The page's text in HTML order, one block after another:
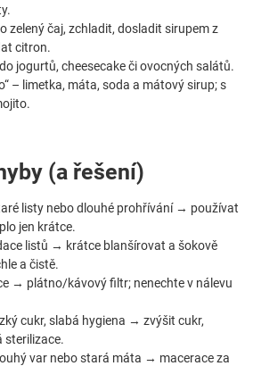
zelený čaj, zchladit, dosladit sirupem z
citron.
jogurtů, cheesecake či ovocných salátů.
– limetka, máta, soda a mátový sirup; s
(a řešení)
listy nebo dlouhé prohřívání → používat
jen krátce.
listů → krátce blanšírovat a šokově
a čistě.
→ plátno/kávový filtr; nenechte v nálevu
cukr, slabá hygiena → zvýšit cukr,
sterilizace.
var nebo stará máta → macerace za